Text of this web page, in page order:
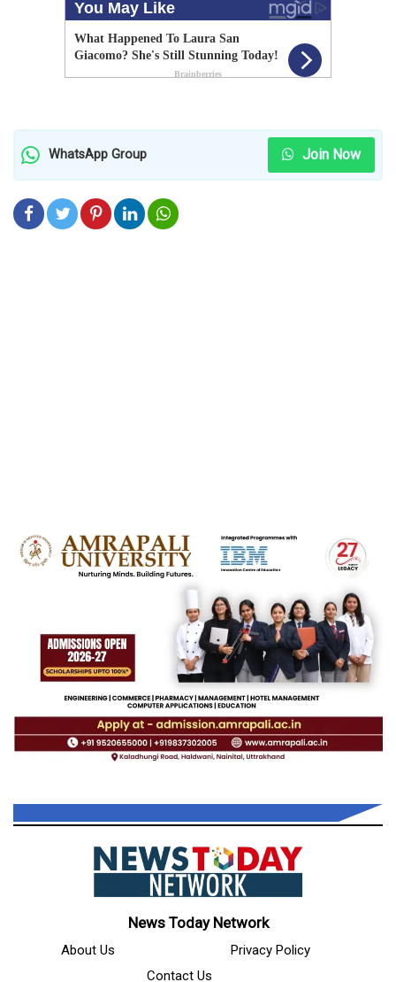
WhatsApp Group Join Now
News Today Network
About Us
Privacy Policy
Contact Us